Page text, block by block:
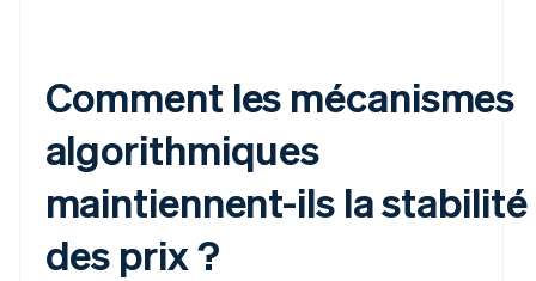
Comment les mécanismes
algorithmiques
maintiennent-ils la stabilité
des prix ?